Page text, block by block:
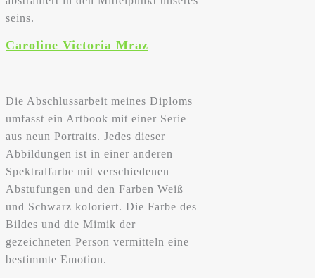
seins.
Caroline Victoria Mraz
Die Abschlussarbeit meines Diploms
umfasst ein Artbook mit einer Serie
aus neun Portraits. Jedes dieser
Abbildungen ist in einer anderen
Spektralfarbe mit verschiedenen
Abstufungen und den Farben Weiß
und Schwarz koloriert. Die Farbe des
Bildes und die Mimik der
gezeichneten Person vermitteln eine
bestimmte Emotion.